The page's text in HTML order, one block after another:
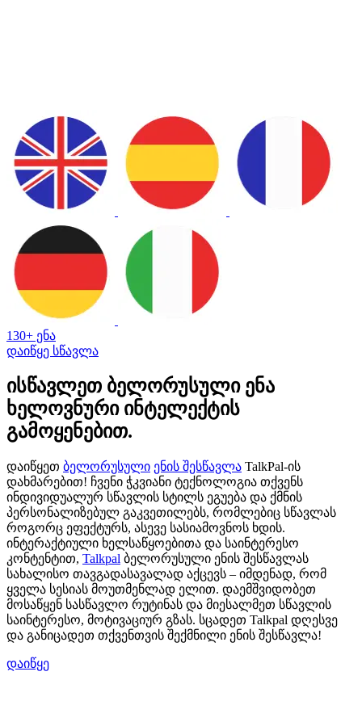
130+ ენა
დაიწყე სწავლა
ისწავლეთ ბელორუსული ენა
ხელოვნური ინტელექტის
გამოყენებით.
დაიწყეთ ბელორუსული ენის შესწავლა TalkPal-ის
დახმარებით! ჩვენი ჭკვიანი ტექნოლოგია თქვენს
ინდივიდუალურ სწავლის სტილს ეგუება და ქმნის
პერსონალიზებულ გაკვეთილებს, რომლებიც სწავლას
როგორც ეფექტურს, ასევე სასიამოვნოს ხდის.
ინტერაქტიული ხელსაწყოებითა და საინტერესო
კონტენტით, Talkpal ბელორუსული ენის შესწავლას
სახალისო თავგადასავალად აქცევს – იმდენად, რომ
ყველა სესიას მოუთმენლად ელით. დაემშვიდობეთ
მოსაწყენ სასწავლო რუტინას და მიესალმეთ სწავლის
საინტერესო, მოტივაციურ გზას. სცადეთ Talkpal დღესვე
და განიცადეთ თქვენთვის შექმნილი ენის შესწავლა!
დაიწყე